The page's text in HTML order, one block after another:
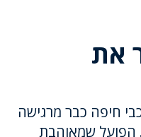
את
נקודות, מכבי חיפה כבר מרגישה
הפועל שמאוהבת